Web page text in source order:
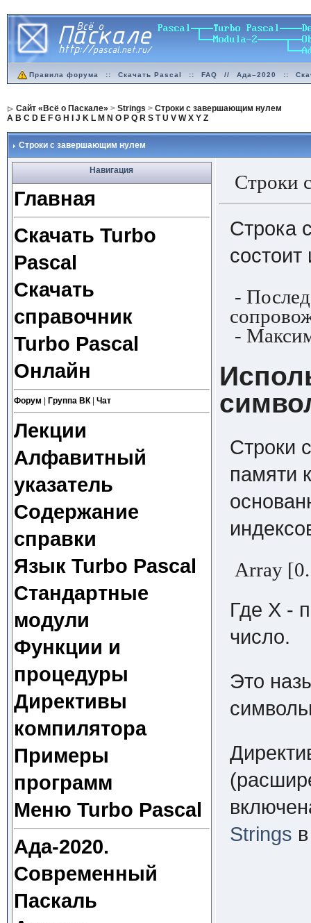
Правила форума :: Скачать Pascal :: FAQ // Ада–2020 ::
Сайт «Всё о Паскале» > Strings > Строки с завершающим нулем
A B C D E F G H J K L M N O P Q R S T U V W X Y Z
Строки с завершающим нулем
Навигация
Главная
Скачать Turbo
Pascal
Скачать
справочник
Turbo Pascal
Онлайн
Форум Группа ВК| Чат
Лекции
Алфавитный
указатель
Содержание
справки
Язык Turbo Pascal
Стандартные
модули
Функции и
процедуры
Директивы
компилятора
Примеры
программ
Меню Turbo Pascal
Ада-2020.
Современный
Паскаль
Строки
Строка
состоит
-
-
Строки
памяти
Array
Где X -
число.
Это
Strings